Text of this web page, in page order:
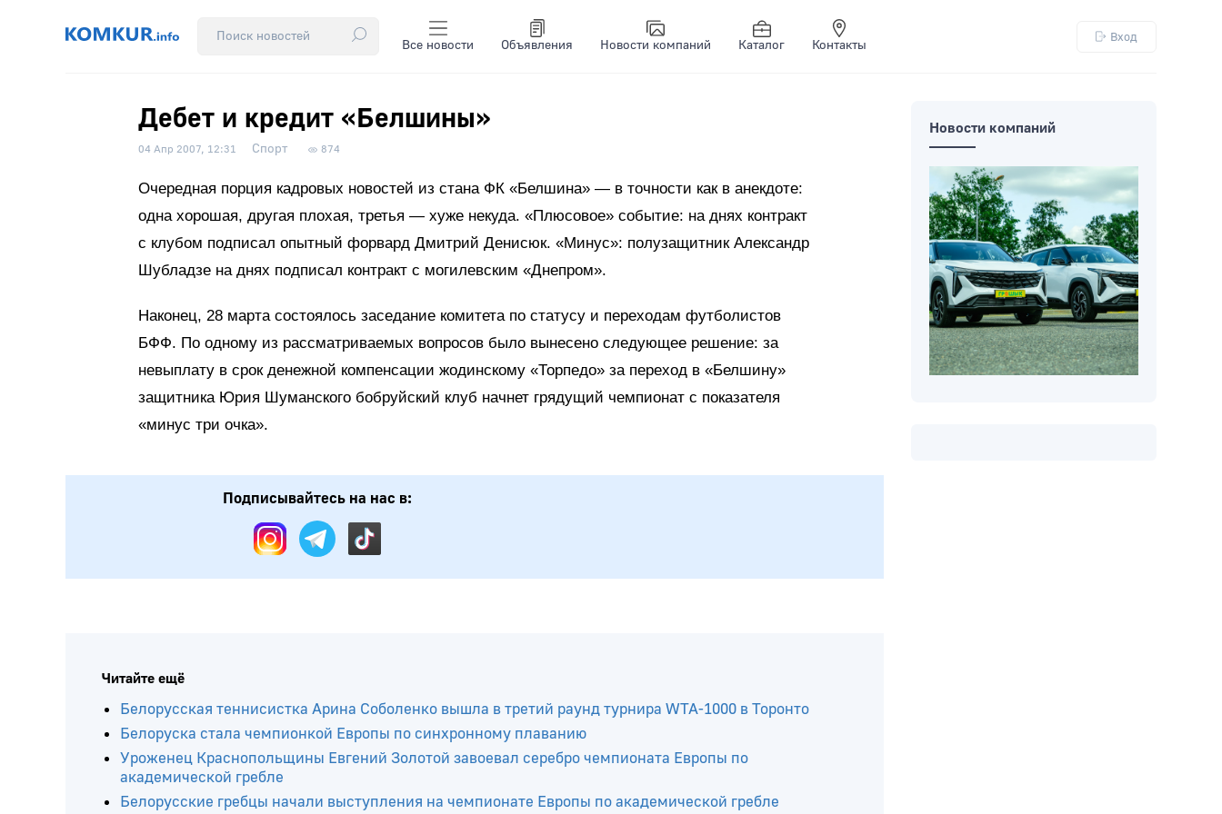
Все новости Объявления Новости компаний Каталог Контакты
Вход
Дебет и кредит «Белшины»
04 Апр 2007, 12:31 Спорт 874
Очередная порция кадровых новостей из стана ФК «Белшина» — в точности как в анекдоте:
одна хорошая, другая плохая, третья — хуже некуда. «Плюсовое» событие: на днях контракт
с клубом подписал опытный форвард Дмитрий Денисюк. «Минус»: полузащитник Александр
Шубладзе на днях подписал контракт с могилевским «Днепром».
Наконец, 28 марта состоялось заседание комитета по статусу и переходам футболистов
БФФ. По одному из рассматриваемых вопросов было вынесено следующее решение: за
невыплату в срок денежной компенсации жодинскому «Торпедо» за переход в «Белшину»
защитника Юрия Шуманского бобруйский клуб начнет грядущий чемпионат с показателя
«минус три очка».
Подписывайтесь на нас в:
Читайте ещё
Белорусская теннисистка Арина Соболенко вышла в третий раунд турнира WTA-1000 в Торонто
Белоруска стала чемпионкой Европы по синхронному плаванию
Уроженец Краснопольщины Евгений Золотой завоевал серебро чемпионата Европы по
академической гребле
Белорусские гребцы начали выступления на чемпионате Европы по академической гребле
Новости компаний